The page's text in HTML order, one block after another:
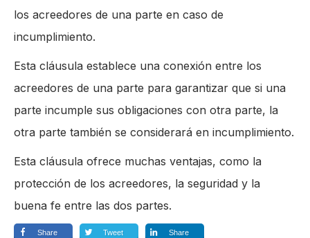
los acreedores de una parte en caso de
incumplimiento.
Esta cláusula establece una conexión entre los
acreedores de una parte para garantizar que si una
parte incumple sus obligaciones con otra parte, la
otra parte también se considerará en incumplimiento.
Esta cláusula ofrece muchas ventajas, como la
protección de los acreedores, la seguridad y la
buena fe entre las dos partes.
Share Tweet Share